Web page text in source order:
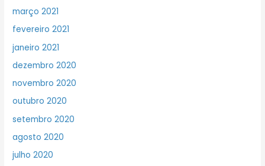
março 2021
fevereiro 2021
janeiro 2021
dezembro 2020
novembro 2020
outubro 2020
setembro 2020
agosto 2020
julho 2020